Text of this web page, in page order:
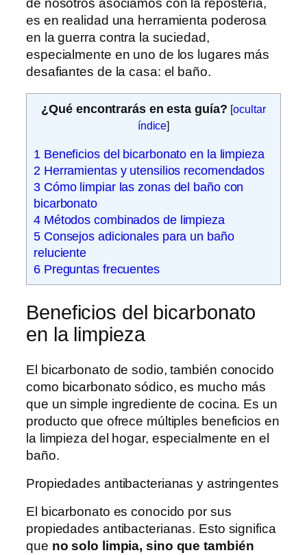
de nosotros asociamos con la repostería,
es en realidad una herramienta poderosa
en la guerra contra la suciedad,
especialmente en uno de los lugares más
desafiantes de la casa: el baño.
¿Qué encontrarás en esta guía? [ocultar
índice]
1 Beneficios del bicarbonato en la limpieza
2 Herramientas y utensilios recomendados
3Cómo limpiar las zonas del baño con
bicarbonato
4Métodos combinados de limpieza
5Consejos adicionales para un baño
reluciente
6Preguntas frecuentes
Beneficios del bicarbonato
en la limpieza
El bicarbonato de sodio, también conocido
como bicarbonato sódico, es mucho más
que un simple ingrediente de cocina. Es un
producto que ofrece múltiples beneficios en
la limpieza del hogar, especialmente en el
baño.
Propiedades antibacterianas y astringentes
El bicarbonato es conocido por sus
propiedades antibacterianas. Esto significa
que no solo limpia, sino que también